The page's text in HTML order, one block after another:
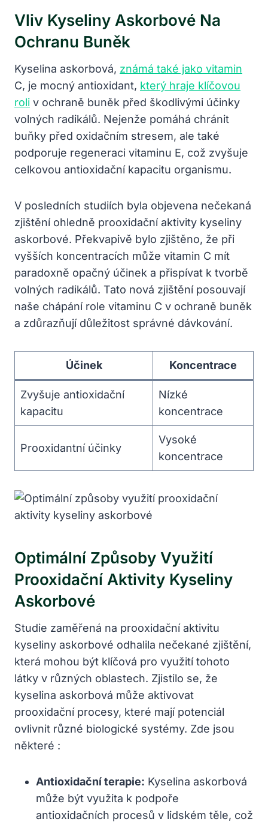
Vliv Kyseliny Askorbové Na
Ochranu Buněk
Kyselina askorbová, známá také jako vitamin
C, je mocný antioxidant, který hraje klíčovou
roli v ochraně buněk před škodlivými účinky
volných radikálů. Nejenže pomáhá chránit
buňky před oxidačním stresem, ale také
podporuje regeneraci vitaminu E, což zvyšuje
celkovou antioxidační kapacitu organismu.
V posledních studiích byla objevena nečekaná
zjištění ohledně prooxidační aktivity kyseliny
askorbové. Překvapivě bylo zjištěno, že při
vyšších koncentracích může vitamin C mít
paradoxně opačný účinek a přispívat k tvorbě
volných radikálů. Tato nová zjištění posouvají
naše chápání role vitaminu C v ochraně buněk
a zdůrazňují důležitost správné dávkování.
Účinek Koncentrace
Zvyšuje antioxidační
kapacitu
Nízké
koncentrace
Prooxidantní účinky
Vysoké
koncentrace
Optimální Způsoby Využití
Prooxidační Aktivity Kyseliny
Askorbové
Studie zaměřená na prooxidační aktivitu
kyseliny askorbové odhalila nečekané zjištění,
která mohou být klíčová pro využití tohoto
látky v různých oblastech. Zjistilo se, že
kyselina askorbová může aktivovat
prooxidační procesy, které mají potenciál
ovlivnit různé biologické systémy. Zde jsou
některé :
Antioxidační terapie: Kyselina askorbová
může být využita k podpoře
antioxidačních procesů v lidském těle, což